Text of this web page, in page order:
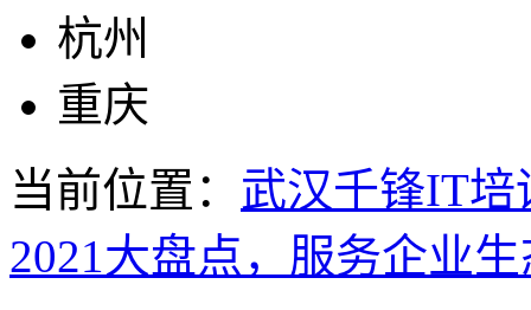
杭州
重庆
当前位置： 武汉千锋IT培
2021大盘点，服务企业